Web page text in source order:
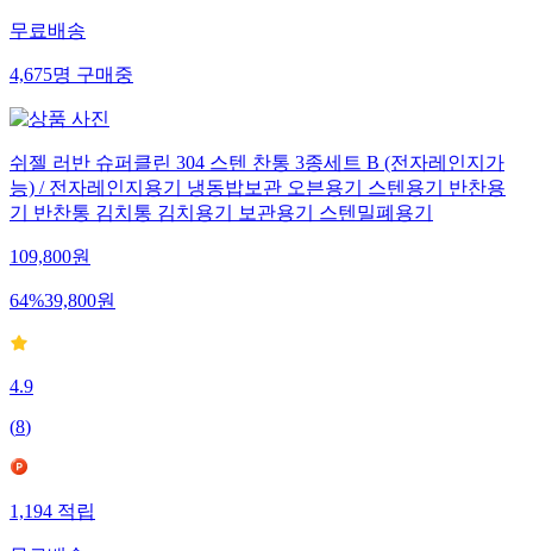
무료배송
4,675명구매중
쉬젤 러반 슈퍼클린 304 스텐 찬통 3종세트 B (전자레인지가
능) / 전자레인지용기 냉동밥보관 오븐용기 스텐용기 반찬용
기 반찬통 김치통 김치용기 보관용기 스텐밀폐용기
109,800원
64%39,800원
4.9
(8)
1,194적립